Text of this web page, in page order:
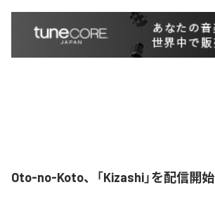
Oto-no-Koto、「Kizashi」を配信開始